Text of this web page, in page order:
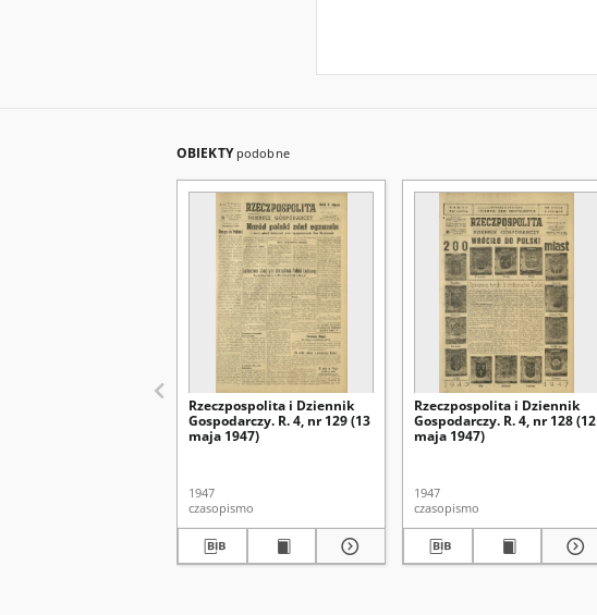
OBIEKTY podobne
Rzeczpospolita i Dziennik
Gospodarczy. R. 4, nr 129 (13
maja 1947)
1947
czasopismo
Rzeczpospolita i Dziennik
Gospodarczy. R. 4, nr 128 (12
maja 1947)
1947
czasopismo